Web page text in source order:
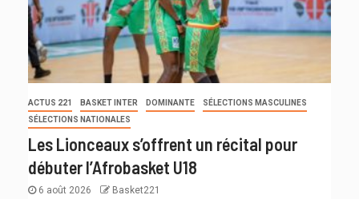
ACTUS 221 BASKET INTER DOMINANTE
SÉLECTIONS MASCULINES
SÉLECTIONS NATIONALES
Les Lionceaux s’offrent un récital pour
débuter l’Afrobasket U18
6 août 2026 Basket221